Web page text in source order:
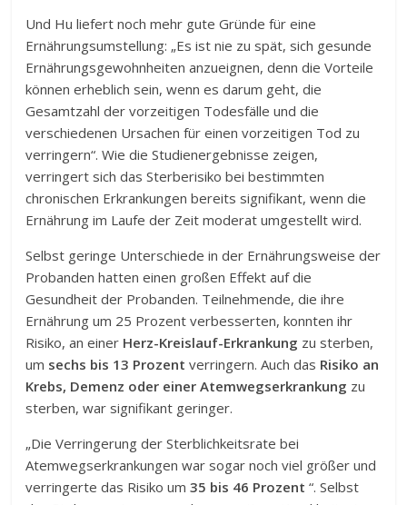
Und Hu liefert noch mehr gute Gründe für eine
Ernährungsumstellung: „Es ist nie zu spät, sich gesunde
Ernährungsgewohnheiten anzueignen, denn die Vorteile
können erheblich sein, wenn es darum geht, die
Gesamtzahl der vorzeitigen Todesfälle und die
verschiedenen Ursachen für einen vorzeitigen Tod zu
verringern“. Wie die Studienergebnisse zeigen,
verringert sich das Sterberisiko bei bestimmten
chronischen Erkrankungen bereits signifikant, wenn die
Ernährung im Laufe der Zeit moderat umgestellt wird.
Selbst geringe Unterschiede in der Ernährungsweise der
Probanden hatten einen großen Effekt auf die
Gesundheit der Probanden. Teilnehmende, die ihre
Ernährung um 25 Prozent verbesserten, konnten ihr
Risiko, an einer Herz-Kreislauf-Erkrankung zu sterben,
um sechs bis 13 Prozent verringern. Auch das Risiko an
Krebs, Demenz oder einer Atemwegserkrankung zu
sterben, war signifikant geringer.
„Die Verringerung der Sterblichkeitsrate bei
Atemwegserkrankungen war sogar noch viel größer und
verringerte das Risiko um35 bis 46 Prozent “. Selbst